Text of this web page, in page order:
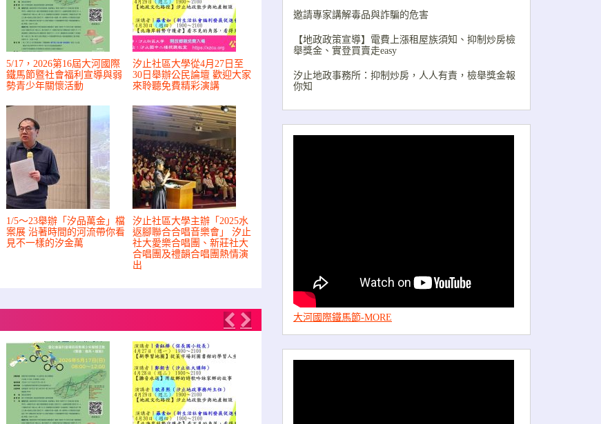
5/17，2026第16屆大河國際
鐵馬節暨社會福利宣導與弱
勢青少年關懷活動
汐止社區大學從4月27日至
30日舉辦公民論壇 歡迎大家
來聆聽免費精彩演講
1/5～23舉辦「汐品萬金」檔
案展 沿著時間的河流帶你看
見不一樣的汐金萬
汐止社區大學主辦「2025水
返腳聯合合唱音樂會」 汐止
社大愛樂合唱團、新莊社大
合唱團及禮韻合唱團熱情演
出
Previous
Next
邀請專家講解毒品與詐騙的危害
【地政政策宣導】電費上漲租屋族須知、抑制炒房檢
舉獎金、實登買賣走easy
汐止地政事務所：抑制炒房，人人有責，檢舉獎金報
你知
大河國際鐵馬節-MORE